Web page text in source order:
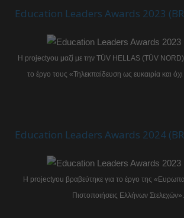
Education Leaders Awards 2023
Η projectyou μαζί με την TÜV HELLAS (TÜV
το έργο τους «Τηλεκπαίδευση ως ευκαιρία και
Education Leaders Awards 2024
Η projectyou βραβεύτηκε για το έργο της
Πιστοποιήσεις Ελλήνων Στελεχών».